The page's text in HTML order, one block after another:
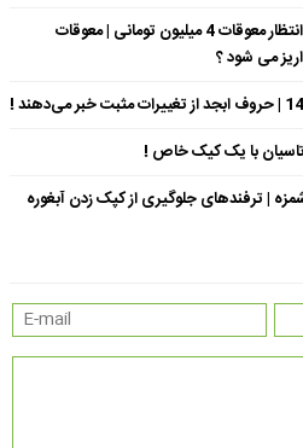
بازنشستگان تامین اجتماعی چشم انتظار معوقات 4 میلیون تومانی | معوقات
می شود ؟
با یک کیک خاص !
| ترفندهای جلوگیری از کپک زدن آبغوره